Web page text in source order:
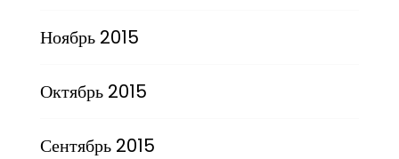
Ноябрь 2015
Октябрь 2015
Сентябрь 2015